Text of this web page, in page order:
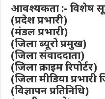
आवश्यकता :- विशेष
(प्रदेश प्रभारी)
(मंडल प्रभारी)
(जिला ब्यूरो प्रमुख)
(जिला संवाददाता)
(जिला क्राइम रिपोर्टर)
(जिला मीडिया प्रभारी
(विज्ञापन प्रतिनिधि)